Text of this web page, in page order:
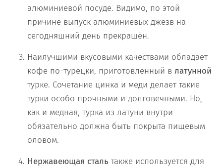
алюминиевой посуде. Видимо, по этой
причине выпуск алюминиевых джезв на
сегодняшний день прекращён.
Наилучшими вкусовыми качествами обладает
кофе по-турецки, приготовленный в латунной
турке. Сочетание цинка и меди делает такие
турки особо прочными и долговечными. Но,
как и медная, турка из латуни внутри
обязательно должна быть покрыта пищевым
оловом.
Нержавеющая сталь также используется для